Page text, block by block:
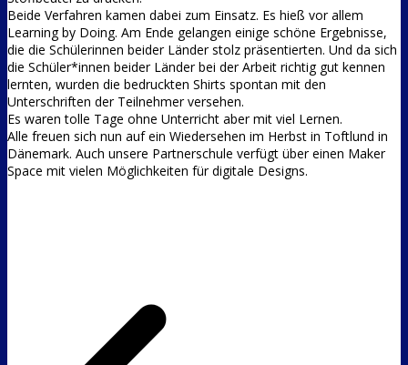
Beide Verfahren kamen dabei zum Einsatz. Es hieß vor allem
Learning by Doing. Am Ende gelangen einige schöne Ergebnisse,
die die Schülerinnen beider Länder stolz präsentierten. Und da sich
die Schüler*innen beider Länder bei der Arbeit richtig gut kennen
lernten, wurden die bedruckten Shirts spontan mit den
Unterschriften der Teilnehmer versehen.
Es waren tolle Tage ohne Unterricht aber mit viel Lernen.
Alle freuen sich nun auf ein Wiedersehen im Herbst in Toftlund in
Dänemark. Auch unsere Partnerschule verfügt über einen Maker
Space mit vielen Möglichkeiten für digitale Designs.